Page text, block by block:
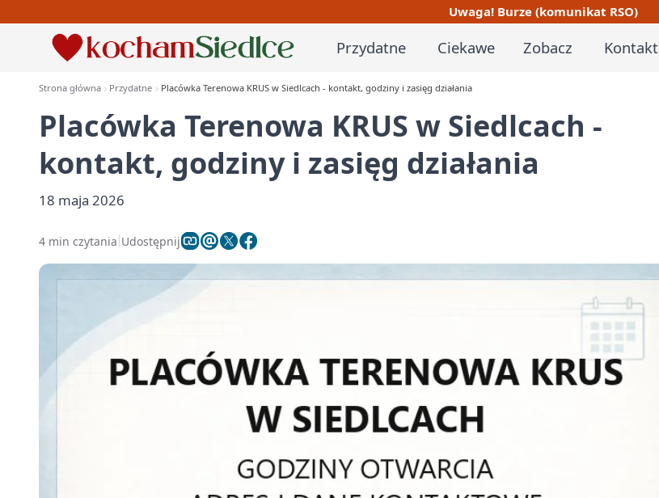
Uwaga! Burze (komunikat RSO)
Przydatne Ciekawe Zobacz Kontakt
Strona główna Przydatne Placówka Terenowa KRUS w Siedlcach - kontakt, godziny i zasięg działania
Placówka Terenowa KRUS w Siedlcach -
kontakt, godziny i zasięg działania
18 maja 2026
4 min czytania Udostępnij